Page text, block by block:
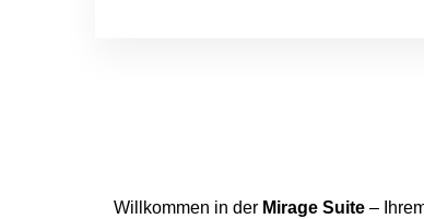
Willkommen in der Mirage Suite–